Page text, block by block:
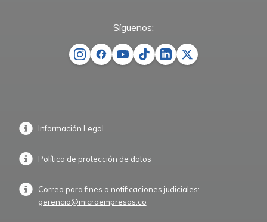
Síguenos:
Información Legal
Política de protección de datos
Correo para fines o notificaciones judiciales:
gerencia@microempresas.co